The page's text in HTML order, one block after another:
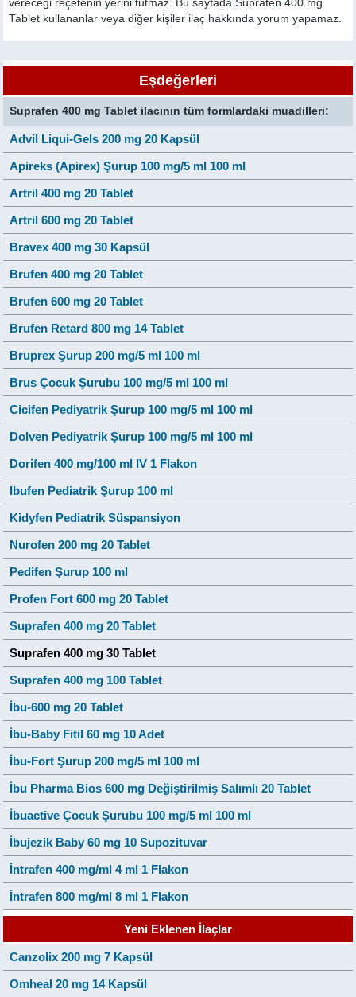
vereceği reçetenin yerini tutmaz. Bu sayfada Suprafen 400 mg
Tablet kullananlar veya diğer kişiler ilaç hakkında yorum yapamaz.
Eşdeğerleri
Suprafen 400 mg Tablet ilacının tüm formlardaki muadilleri:
Advil Liqui-Gels 200 mg 20 Kapsül
Apireks (Apirex) Şurup 100 mg/5 ml 100 ml
Artril 400 mg 20 Tablet
Artril 600 mg 20 Tablet
Bravex 400 mg 30 Kapsül
Brufen 400 mg 20 Tablet
Brufen 600 mg 20 Tablet
Brufen Retard 800 mg 14 Tablet
Bruprex Şurup 200 mg/5 ml 100 ml
Brus Çocuk Şurubu 100 mg/5 ml 100 ml
Cicifen Pediyatrik Şurup 100 mg/5 ml 100 ml
Dolven Pediyatrik Şurup 100 mg/5 ml 100 ml
Dorifen 400 mg/100 ml IV 1 Flakon
Ibufen Pediatrik Şurup 100 ml
Kidyfen Pediatrik Süspansiyon
Nurofen 200 mg 20 Tablet
Pedifen Şurup 100 ml
Profen Fort 600 mg 20 Tablet
Suprafen 400 mg 20 Tablet
Suprafen 400 mg 30 Tablet
Suprafen 400 mg 100 Tablet
İbu-600 mg 20 Tablet
İbu-Baby Fitil 60 mg 10 Adet
İbu-Fort Şurup 200 mg/5 ml 100 ml
İbu Pharma Bios 600 mg Değiştirilmiş Salımlı 20 Tablet
İbuactive Çocuk Şurubu 100 mg/5 ml 100 ml
İbujezik Baby 60 mg 10 Supozituvar
İntrafen 400 mg/ml 4 ml 1 Flakon
İntrafen 800 mg/ml 8 ml 1 Flakon
Yeni Eklenen İlaçlar
Canzolix 200 mg 7 Kapsül
Omheal 20 mg 14 Kapsül